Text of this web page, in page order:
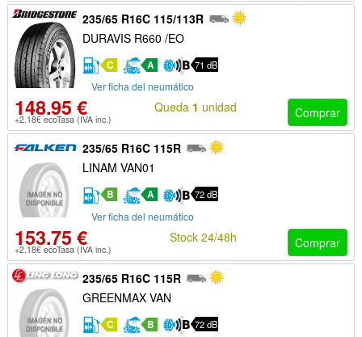
235/65 R16C 115/113R
DURAVIS R660 /EO
C A 71 dB
Ver ficha del neumático
148.95 €
+2.18€ ecoTasa (IVA inc.) Comprar
Queda 1 unidad
235/65 R16C 115R
LINAM VAN01
B A 72 dB
Ver ficha del neumático
153.75 €
+2.18€ ecoTasa (IVA inc.) Comprar
Stock 24/48h
235/65 R16C 115R
GREENMAX VAN
C B 72 dB